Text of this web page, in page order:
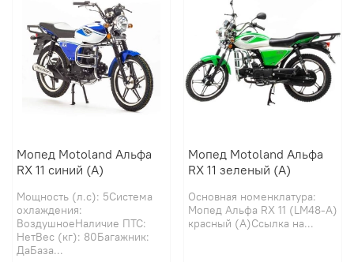
Мопед Motoland Альфа
RX 11 синий (A)
Мощность (л.с): 5Система
охлаждения:
ВоздушноеНаличие ПТС:
НетВес (кг): 80Багажник:
ДаБаза...
Мопед Motoland Альфа
RX 11 зеленый (А)
Основная номенклатура:
Мопед Альфа RX 11 (LM48-A)
красный (А)Ссылка на...